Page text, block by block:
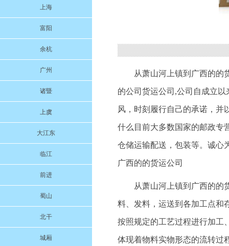
上海
富阳
余杭
广州
诸暨
上虞
大江东
临江
前进
蜀山
北干
城厢
从萧山河上镇到广西的的
的公司货运公司,公司自成立
风，时刻履行自己的承诺，并
什么目前大多数国家的邮政专
仓储运输配送，包装等。诚心
广西的的货运公司
从萧山河上镇到广西的的
料、发料，运送到各加工点和
按照规定的工艺过程进行加工
体现着物料实物形态的流转过